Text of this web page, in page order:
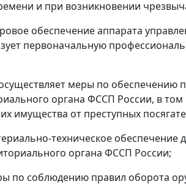
и при возникновении
обеспечение аппарата
первоначальную
меры по
органа ФССП России, в
имущества от преступных
техническое обеспечение
органа ФССП России;
по соблюдению правил оборота